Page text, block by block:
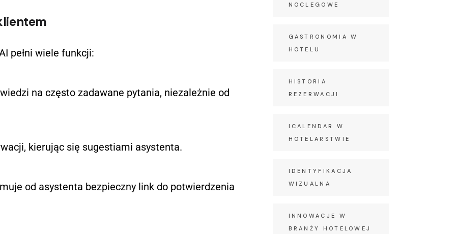
pełni wiele funkcji:
na często zadawane pytania, niezależnie od
kierując się sugestiami asystenta.
od asystenta bezpieczny link do potwierdzenia
NOCLEGOWE
GASTRONOMIA W
HOTELU
HISTORIA
REZERWACJI
ICALENDAR W
HOTELARSTWIE
IDENTYFIKACJA
WIZUALNA
INNOWACJE W
BRANŻY HOTELOWEJ